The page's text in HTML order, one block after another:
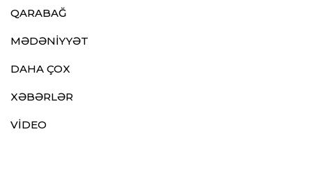
QARABAĞ
MƏDƏNİYYƏT
DAHA ÇOX
XƏBƏRLƏR
VİDEO